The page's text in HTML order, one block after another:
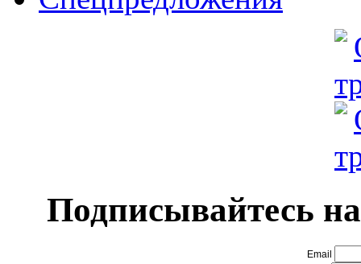
Подписывайтесь
Email